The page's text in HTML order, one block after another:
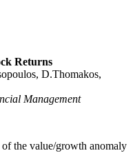
Returns
D.Thomakos,
Management
the value/growth anomaly